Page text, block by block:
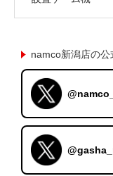
namco新潟店の公